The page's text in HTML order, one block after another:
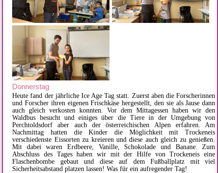
Donnerstag
Heute fand der jährliche Ice Age Tag statt. Zuerst aben die Forscherinnen
und Forscher ihren eigenen Frischkäse hergestellt, den sie als Jause dann
auch gleich verkosten konnten. Vor dem Mittagessen haben wir den
Waldbus besucht und einiges über die Tiere in der Umgebung von
Perchtoldsdorf aber auch der österreichischen Alpen erfahren. Am
Nachmittag hatten die Kinder die Möglichkeit mit Trockeneis
verschiedenste Eissorten zu kreieren und diese auch gleich zu genießen.
Mit dabei waren Erdbeere, Vanille, Schokolade und Banane. Zum
Abschluss des Tages haben wir mit der Hilfe von Trockeneis eine
Flaschenbombe gebaut und diese auf dem Fußballplatz mit viel
Sicherheitsabstand platzen lassen! Was für ein aufregender Tag!